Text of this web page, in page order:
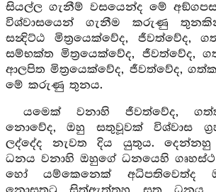
සියල්ල ගැනීම් වසයෙන්ද මේ අඞ්ගපස
විශ්වාසයෙන් ගැනීම කරුණු
සන්‍දිට්ඨ මිත්‍රයෙක්වේද, ජීවත්වේද,
සම්භක්ත මිත්‍රයෙක්වේද, ජීවත්වේද,
ආලපිත මිත්‍රයෙක්වේද, ජීවත්වේද,
මේ කරුණු තුනය.
යමෙක් වනාහි ජීවත්වේද,
නොවේද, ඔහු සතුවූවක් විශ්වාස
ලද්දේද නැවත දිය යුතුය.
ධනය වනාහි ඔහුගේ ධනයෙහි ගෘහස්ථ
හෝ යම්කෙනෙක් අධිපතිවෙත්ද